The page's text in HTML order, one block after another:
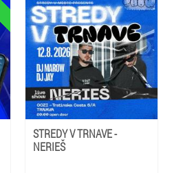
STREDY V TRNAVE -
NERIEŠ